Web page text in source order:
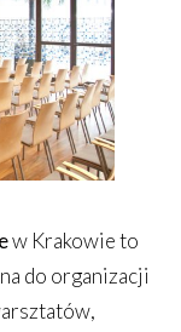
w Krakowie to
do organizacji